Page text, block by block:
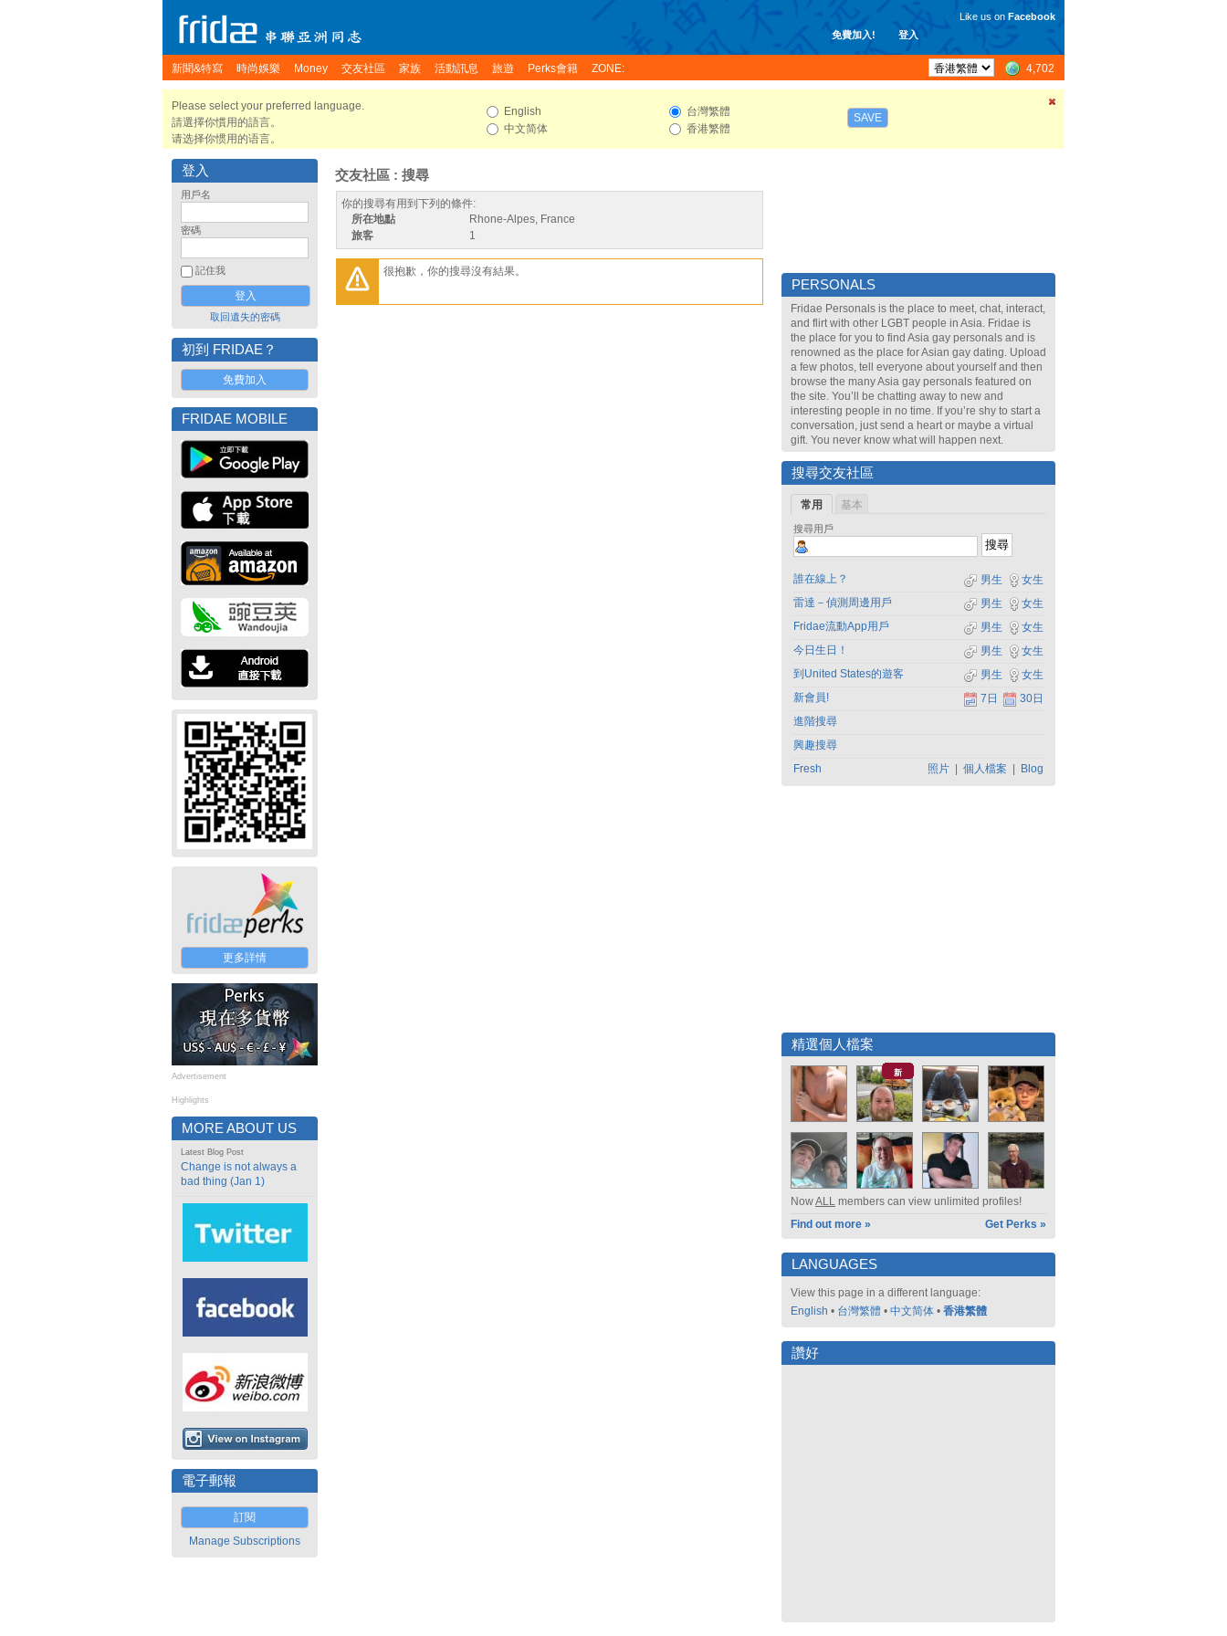
免費加入! 登入
Like us on Facebook
新聞&特寫 時尚娛樂 Money 交友社區 家族 活動訊息 旅遊 Perks會籍 ZONE: 4,702
Please select your preferred language.
請選擇你慣用的語言。
请选择你惯用的语言。
English
中文简体
台灣繁體
香港繁體
SAVE
登入
用戶名
密碼
記住我
取回遺失的密碼
初到 FRIDAE？
免費加入
FRIDAE MOBILE
更多詳情
Advertisement
Highlights
MORE ABOUT US
Latest Blog Post
Change is not always a
bad thing (Jan 1)
電子郵報
訂閱
Manage Subscriptions
交友社區 : 搜尋
你的搜尋有用到下列的條件:
所在地點
Rhone-Alpes, France
旅客
1
很抱歉，你的搜尋沒有結果。
PERSONALS
Fridae Personals is the place to meet, chat, interact,
and flirt with other LGBT people in Asia. Fridae is
the place for you to find Asia gay personals and is
renowned as the place for Asian gay dating. Upload
a few photos, tell everyone about yourself and then
browse the many Asia gay personals featured on
the site. You’ll be chatting away to new and
interesting people in no time. If you’re shy to start a
conversation, just send a heart or maybe a virtual
gift. You never know what will happen next.
搜尋交友社區
常用 基本
搜尋用戶
誰在線上？ 女生
男生
雷達－偵測周邊用戶
女生
男生
Fridae流動App用戶
女生
男生
今日生日！
女生
男生
到United States的遊客
女生
男生
新會員!
30日
7日
進階搜尋
興趣搜尋
Fresh
照片 個人檔案 Blog
精選個人檔案
新
NowALL members can view unlimited profiles!
Find out more »
Get Perks »
LANGUAGES
View this page in a different language:
English • 台灣繁體 • 中文简体 • 香港繁體
讚好